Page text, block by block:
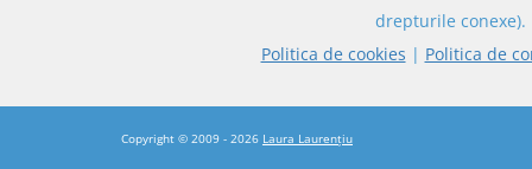
drepturile conexe).
Politica de cookies | Politica de
Copyright © 2009 - 2026 Laura Laurențiu